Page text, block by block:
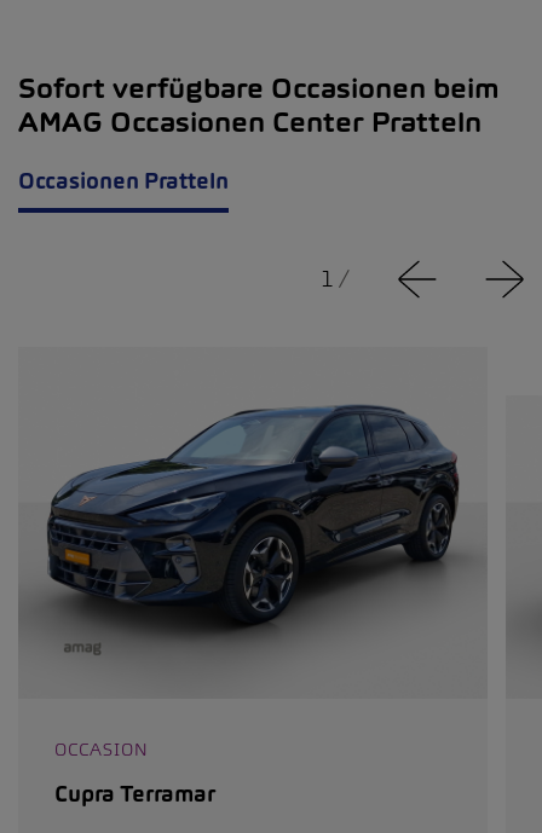
Sofort verfügbare Occasionen beim
AMAG Occasionen Center Pratteln
Occasionen Pratteln
1 /
OCCASION
Cupra Terramar